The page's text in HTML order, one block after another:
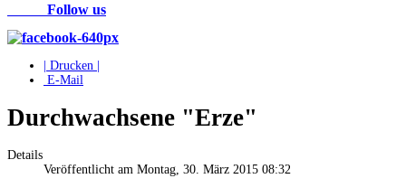
Follow us
| Drucken |
E-Mail
Durchwachsene "Erze"
Details
Veröffentlicht am Montag, 30. März 2015 08:32